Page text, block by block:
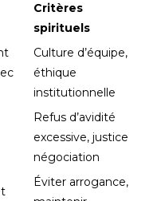
Critères
spirituels
Culture d’équipe,
éthique
institutionnelle
Refus d’avidité
excessive, justice
négociation
Éviter arrogance,